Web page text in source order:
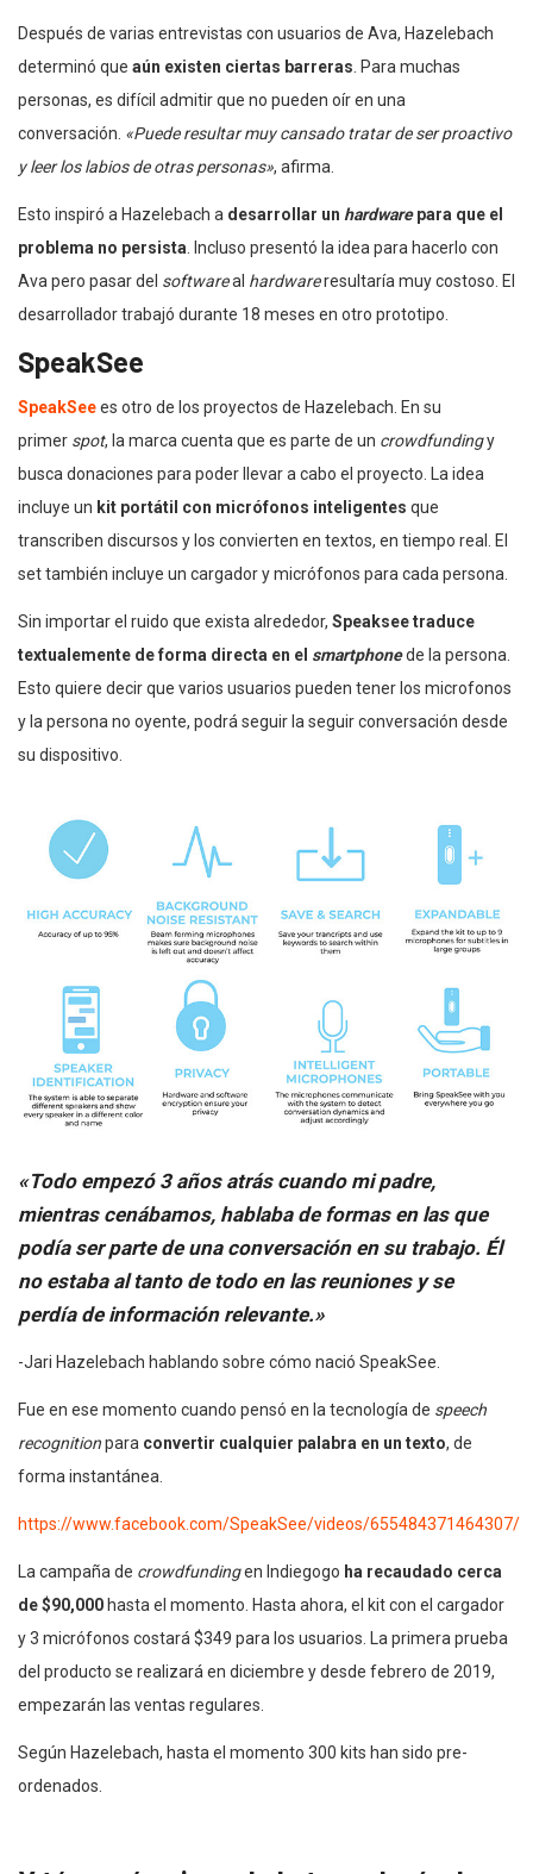
Después de varias entrevistas con usuarios de Ava, Hazelebach
determinó que aún existen ciertas barreras . Para muchas
personas, es difícil admitir que no pueden oír en una
conversación. «Puede resultar muy cansado tratar de ser proactivo
y leer los labios de otras personas», afirma.
Esto inspiró a Hazelebach a desarrollar un hardwarepara que el
problema no persista . Incluso presentó la idea para hacerlo con
Ava pero pasar del softwareal hardwareresultaría muy costoso. El
desarrollador trabajó durante 18 meses en otro prototipo.
SpeakSee
SpeakSeees otro de los proyectos de Hazelebach. En su
primer spot, la marca cuenta que es parte de un crowdfundingy
busca donaciones para poder llevar a cabo el proyecto. La idea
incluye un kit portátil con micrófonos inteligentes que
transcriben discursos y los convierten en textos, en tiempo real. El
set también incluye un cargador y micrófonos para cada persona.
Sin importar el ruido que exista alrededor, Speaksee traduce
textualemente de forma directa en el smartphonede la persona.
Esto quiere decir que varios usuarios pueden tener los microfonos
y la persona no oyente, podrá seguir la seguir conversación desde
su dispositivo.
«Todo empezó 3 años atrás cuando mi padre,
mientras cenábamos, hablaba de formas en las que
podía ser parte de una conversación en su trabajo. Él
no estaba al tanto de todo en las reuniones y se
perdía de información relevante.»
-Jari Hazelebach hablando sobre cómo nació SpeakSee.
Fue en ese momento cuando pensó en la tecnología de speech
recognitionpara convertir cualquier palabra en un texto, de
forma instantánea.
https://www.facebook.com/SpeakSee/videos/655484371464307/
La campaña de crowdfundingen Indiegogo ha recaudado cerca
de $90,000 hasta el momento. Hasta ahora, el kit con el cargador
y 3 micrófonos costará $349 para los usuarios. La primera prueba
del producto se realizará en diciembre y desde febrero de 2019,
empezarán las ventas regulares.
Según Hazelebach, hasta el momento 300 kits han sido pre-
ordenados.